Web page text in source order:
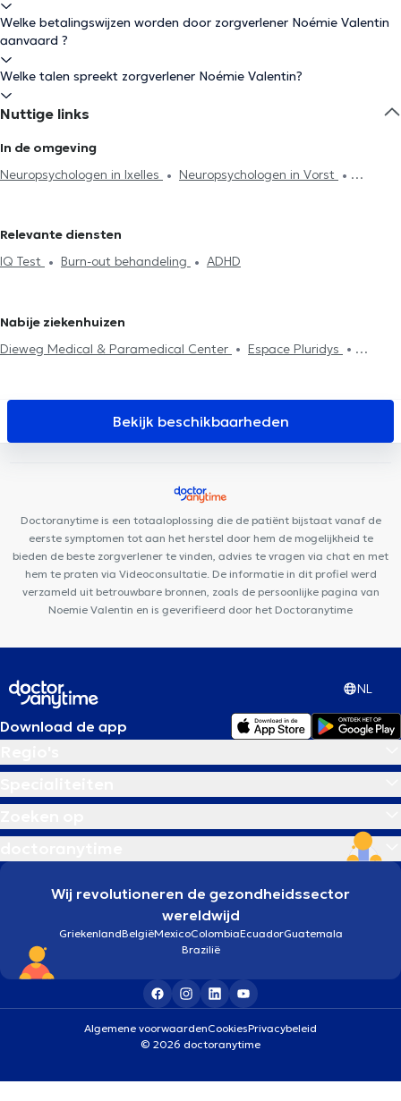
Welke betalingswijzen worden door zorgverlener Noémie Valentin
aanvaard ?
Welke talen spreekt zorgverlener Noémie Valentin?
Nuttige links
In de omgeving
Neuropsychologen in Ixelles
Neuropsychologen in Vorst
Watermaal-Bosvoorde
Neuropsychologen in Oudergem
Neuropsychologen in Woluwe-
in Evere
Neuropsychologen in Sint-Stevens-Woluwe
Neuropsychologen in Eigenbrakel
Neuropsychologen in Genval
Relevante diensten
IQ Test
Burn-out behandeling ADHD
Nabije ziekenhuizen
Dieweg Medical & Paramedical Center
Espace Pluridys
Centre Médical Brugmann
Key to Perform
La Sauvagère
Cabinet Carsoel
Kio Medical Center Uccle
Maison médicale la Renaissance
PRISMA Eye Institute
paramédical périnatal & pédiatrique
Bekijk beschikbaarheden
Doctoranytime is een totaaloplossing die de patiënt bijstaat vanaf de
eerste symptomen tot aan het herstel door hem de mogelijkheid te
bieden de beste zorgverlener te vinden, advies te vragen via chat en met
hem te praten via Videoconsultatie. De informatie in dit profiel werd
verzameld uit betrouwbare bronnen, zoals de persoonlijke pagina van
Noemie Valentin en is geverifieerd door het Doctoranytime
NL
Download de app
Wij revolutioneren de gezondheidssector
wereldwijd
GriekenlandBelgiëMexicoColombiaEcuadorGuatemala
Brazilië
Algemene voorwaardenCookiesPrivacybeleid
© 2026 doctoranytime